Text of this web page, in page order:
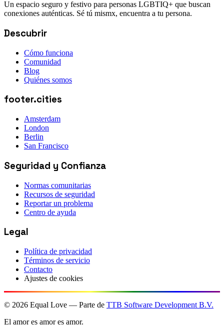
Un espacio seguro y festivo para personas LGBTIQ+ que buscan
conexiones auténticas. Sé tú mismx, encuentra a tu persona.
Descubrir
Cómo funciona
Comunidad
Blog
Quiénes somos
footer.cities
Amsterdam
London
Berlin
San Francisco
Seguridad y Confianza
Normas comunitarias
Recursos de seguridad
Reportar un problema
Centro de ayuda
Legal
Política de privacidad
Términos de servicio
Contacto
Ajustes de cookies
© 2026 Equal Love — Parte de TTB Software Development B.V.
El amor es amor es amor.